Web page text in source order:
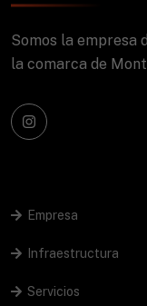
Somos la empresa
la comarca de
Empresa
Infraestructura
Servicios